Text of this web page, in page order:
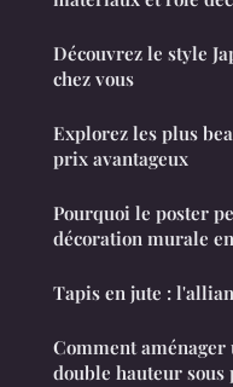
Découvrez le style
chez vous
Explorez les plus
prix avantageux
Pourquoi le poster
décoration murale
Tapis en jute :
Comment aménager
double hauteur sous